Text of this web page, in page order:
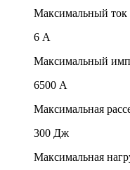
Максимальный ток
6 A
Максимальный
6500 A
Максимальная
300 Дж
Максимальная